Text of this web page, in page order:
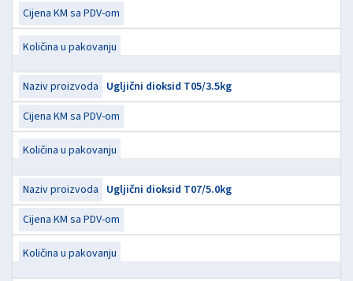
Ugljični dioksid T05/3.5kg
Ugljični dioksid T07/5.0kg